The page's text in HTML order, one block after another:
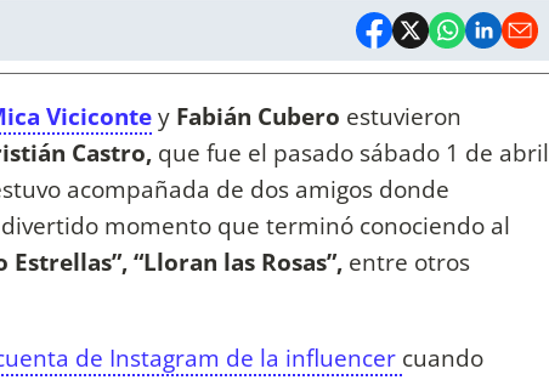
Vicicontey Fabián Cubero estuvieron
Castro, que fue el pasado sábado 1 de abril
acompañada de dos amigos donde
momento que terminó conociendo al
Estrellas”, “Lloran las Rosas”, entre otros
de Instagram de la influencer cuando